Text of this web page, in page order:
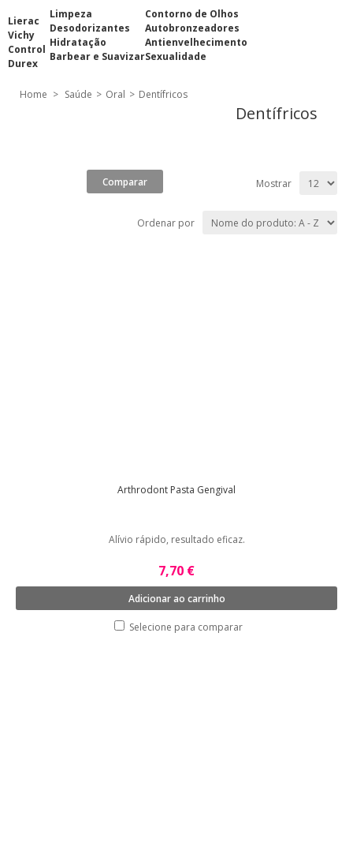
Lierac
Vichy
Control
Durex
Limpeza
Desodorizantes
Hidratação
Barbear e Suavizar
Contorno de Olhos
Autobronzeadores
Antienvelhecimento
Sexualidade
Home > Saúde > Oral > Dentífricos
Dentífricos
Mostrar
Ordenar por
Arthrodont Pasta Gengival
Alívio rápido, resultado eficaz.
7,70 €
Adicionar ao carrinho
Selecione para comparar